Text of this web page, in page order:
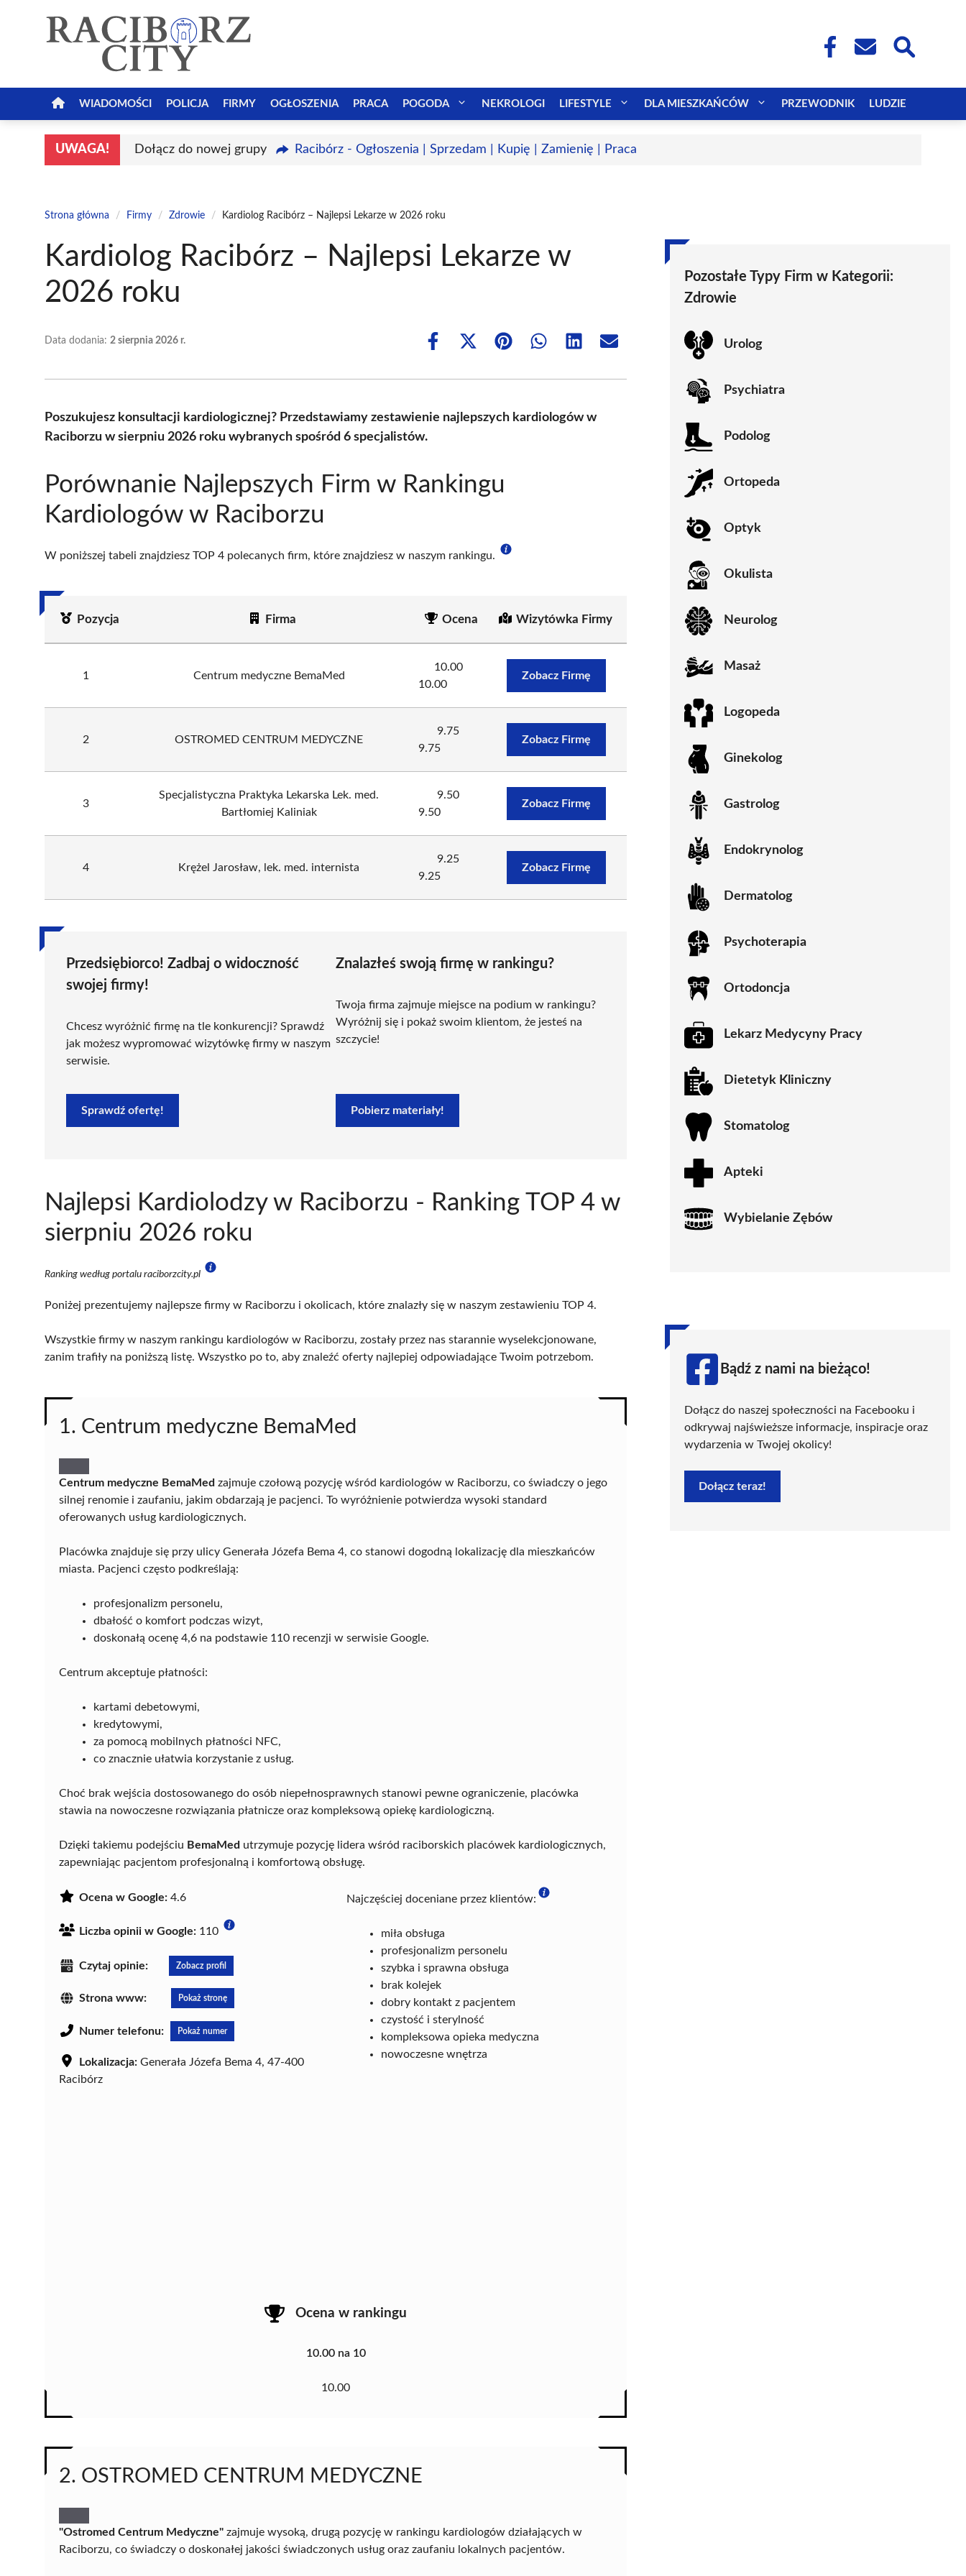
WIADOMOŚCI POLICJA FIRMY OGŁOSZENIA PRACA POGODA NEKROLOGI LIFESTYLE DLA MIESZKAŃCÓW PRZEWODNIK LUDZIE
UWAGA! Dołącz do nowej grupy Racibórz - Ogłoszenia | Sprzedam | Kupię | Zamienię | Praca
Strona główna / Firmy / Zdrowie / Kardiolog Racibórz – Najlepsi Lekarze w 2026 roku
Kardiolog Racibórz – Najlepsi Lekarze w
2026 roku
Data dodania: 2 sierpnia 2026 r.
Share
Share
(Twitter)
Share Share Share Share
Poszukujesz konsultacji kardiologicznej? Przedstawiamy zestawienie najlepszych kardiologów w
Raciborzu w sierpniu 2026 roku wybranych spośród 6 specjalistów.
Porównanie Najlepszych Firm w Rankingu
Kardiologów w Raciborzu
W poniższej tabeli znajdziesz TOP 4 polecanych firm, które znajdziesz w naszym rankingu.
Pozycja Firma Ocena Wizytówka Firmy
1 Centrum medyczne BemaMed
10.00
10.00
Zobacz Firmę
2 OSTROMED CENTRUM MEDYCZNE
9.75
9.75
Zobacz Firmę
3
Specjalistyczna Praktyka Lekarska Lek. med.
Bartłomiej Kaliniak
9.50
9.50
Zobacz Firmę
4 Krężel Jarosław, lek. med. internista
9.25
9.25
Zobacz Firmę
Przedsiębiorco! Zadbaj o widoczność
swojej firmy!
Chcesz wyróżnić firmę na tle konkurencji? Sprawdź
jak możesz wypromować wizytówkę firmy w naszym
serwisie.
Sprawdź ofertę!
Znalazłeś swoją firmę w rankingu?
Twoja firma zajmuje miejsce na podium w rankingu?
Wyróżnij się i pokaż swoim klientom, że jesteś na
szczycie!
Pobierz materiały!
Najlepsi Kardiolodzy w Raciborzu - Ranking TOP 4 w
sierpniu 2026 roku
Ranking według portalu raciborzcity.pl
Poniżej prezentujemy najlepsze firmy w Raciborzu i okolicach, które znalazły się w naszym zestawieniu TOP 4.
Wszystkie firmy w naszym rankingu kardiologów w Raciborzu, zostały przez nas starannie wyselekcjonowane,
zanim trafiły na poniższą listę. Wszystko po to, aby znaleźć oferty najlepiej odpowiadające Twoim potrzebom.
1. Centrum medyczne BemaMed
Centrum medyczne BemaMed zajmuje czołową pozycję wśród kardiologów w Raciborzu, co świadczy o jego
silnej renomie i zaufaniu, jakim obdarzają je pacjenci. To wyróżnienie potwierdza wysoki standard
oferowanych usług kardiologicznych.
Placówka znajduje się przy ulicy Generała Józefa Bema 4, co stanowi dogodną lokalizację dla mieszkańców
miasta. Pacjenci często podkreślają:
profesjonalizm personelu,
dbałość o komfort podczas wizyt,
doskonałą ocenę 4,6 na podstawie 110 recenzji w serwisie Google.
Centrum akceptuje płatności:
kartami debetowymi,
kredytowymi,
za pomocą mobilnych płatności NFC,
co znacznie ułatwia korzystanie z usług.
Choć brak wejścia dostosowanego do osób niepełnosprawnych stanowi pewne ograniczenie, placówka
stawia na nowoczesne rozwiązania płatnicze oraz kompleksową opiekę kardiologiczną.
Dzięki takiemu podejściu BemaMed utrzymuje pozycję lidera wśród raciborskich placówek kardiologicznych,
zapewniając pacjentom profesjonalną i komfortową obsługę.
Ocena w Google: 4.6
Liczba opinii w Google: 110
Czytaj opinie: Zobacz profil
Strona www: Pokaż stronę
Numer telefonu: Pokaż numer
Lokalizacja: Generała Józefa Bema 4, 47-400
Racibórz
Najczęściej doceniane przez klientów:
miła obsługa
profesjonalizm personelu
szybka i sprawna obsługa
brak kolejek
dobry kontakt z pacjentem
czystość i sterylność
kompleksowa opieka medyczna
nowoczesne wnętrza
Ocena w rankingu
10.00 na 10
10.00
2. OSTROMED CENTRUM MEDYCZNE
"Ostromed Centrum Medyczne" zajmuje wysoką, drugą pozycję w rankingu kardiologów działających w
Raciborzu, co świadczy o doskonałej jakości świadczonych usług oraz zaufaniu lokalnych pacjentów.
Pozostałe Typy Firm w Kategorii:
Zdrowie
Urolog
Psychiatra
Podolog
Ortopeda
Optyk
Okulista
Neurolog
Masaż
Logopeda
Ginekolog
Gastrolog
Endokrynolog
Dermatolog
Psychoterapia
Ortodoncja
Lekarz Medycyny Pracy
Dietetyk Kliniczny
Stomatolog
Apteki
Wybielanie Zębów
Bądź z nami na bieżąco!
Dołącz do naszej społeczności na Facebooku i
odkrywaj najświeższe informacje, inspiracje oraz
wydarzenia w Twojej okolicy!
Dołącz teraz!